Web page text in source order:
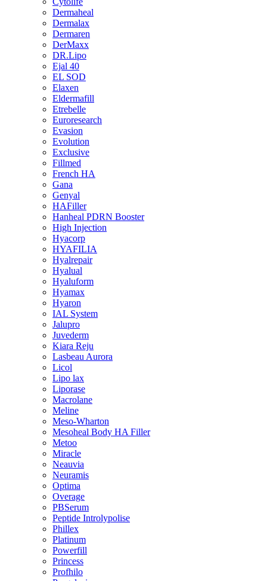
Dermaheal
Dermalax
Dermaren
DerMaxx
DR.Lipo
Ejal 40
EL SOD
Elaxen
Eldermafill
Etrebelle
Euroresearch
Evasion
Evolution
Exclusive
Fillmed
French HA
Gana
Genyal
HAFiller
Hanheal PDRN Booster
High Injection
Hyacorp
HYAFILIA
Hyalrepair
Hyalual
Hyaluform
Hyamax
Hyaron
IAL System
Jalupro
Juvederm
Kiara Reju
Lasbeau Aurora
Licol
Lipo lax
Liporase
Macrolane
Meline
Meso-Wharton
Mesoheal Body HA Filler
Metoo
Miracle
Neauvia
Neuramis
Optima
Overage
PBSerum
Peptide Introlypolise
Phillex
Platinum
Powerfill
Princess
Profhilo